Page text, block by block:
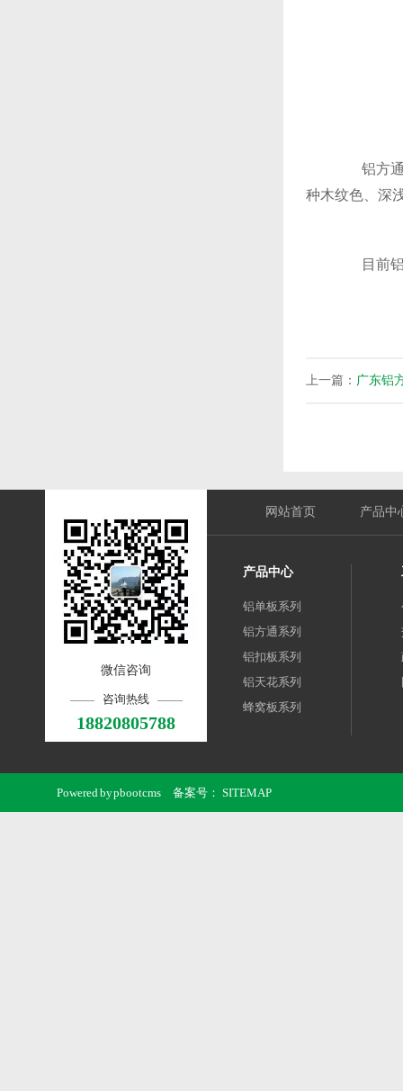
铝方通
种木纹色、深
目前铝
上一篇： 广东铝
微信咨询
咨询热线
18820805788
网站首页 产品中
产品中心
铝单板系列
铝方通系列
铝扣板系列
铝天花系列
蜂窝板系列
Powered bypbootcms 备案号： SITEMAP